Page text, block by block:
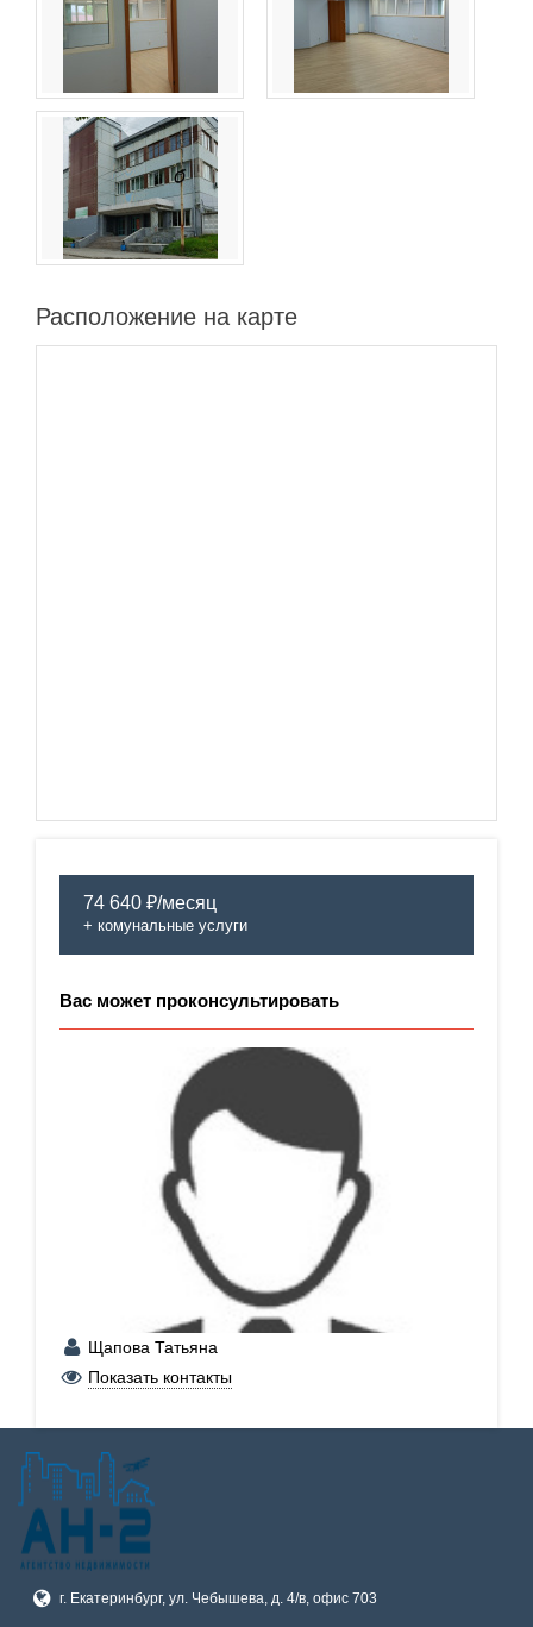
Расположение на карте
74 640 ₽/месяц
+ комунальные услуги
Вас может проконсультировать
Щапова Татьяна
+7 (902) 265-64-63
Показать контакты
г. Екатеринбург, ул. Чебышева, д. 4/в, офис 703